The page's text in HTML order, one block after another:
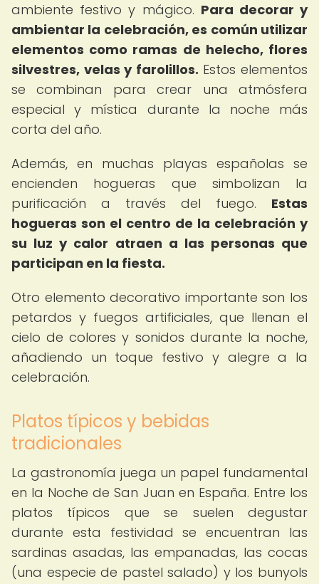
ambiente festivo y mágico. Para decorar y
ambientar la celebración, es común utilizar
elementos como ramas de helecho, flores
silvestres, velas y farolillos. Estos elementos
se combinan para crear una atmósfera
especial y mística durante la noche más
corta del año.
Además, en muchas playas españolas se
encienden hogueras que simbolizan la
purificación a través del fuego. Estas
hogueras son el centro de la celebración y
su luz y calor atraen a las personas que
participan en la fiesta.
Otro elemento decorativo importante son los
petardos y fuegos artificiales, que llenan el
cielo de colores y sonidos durante la noche,
añadiendo un toque festivo y alegre a la
celebración.
Platos típicos y bebidas
tradicionales
La gastronomía juega un papel fundamental
en la Noche de San Juan en España. Entre los
platos típicos que se suelen degustar
durante esta festividad se encuentran las
sardinas asadas, las empanadas, las cocas
(una especie de pastel salado) y los bunyols